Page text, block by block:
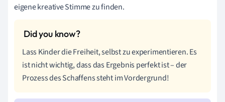
eigene kreative Stimme zu finden.
Lass Kinder die Freiheit, selbst zu experimentieren. Es
ist nicht wichtig, dass das Ergebnis perfekt ist – der
Prozess des Schaffens steht im Vordergrund!